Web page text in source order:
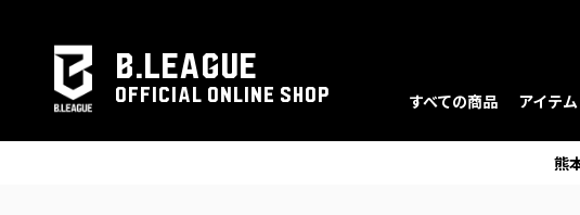
B.LEAGUE
OFFICIAL ONLINE SHOP すべての商品 アイテム
熊